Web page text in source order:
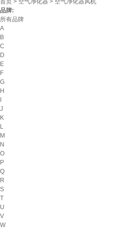
首页 > 空气净化器 > 空气净化器风机
品牌:
所有品牌
A
B
C
D
E
F
G
H
J
K
L
M
N
O
P
Q
R
S
T
U
V
W